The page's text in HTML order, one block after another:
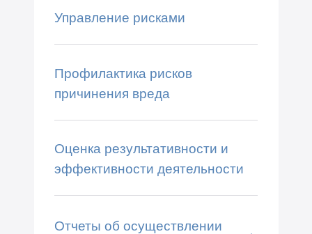
Управление рисками
Профилактика рисков
причинения вреда
Оценка результативности и
эффективности деятельности
Отчеты об осуществлении